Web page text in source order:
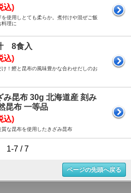
込)
を使用しとても柔らか。煮付けや混ぜご飯
料理に
8食入
込)
け！鰹と昆布の風味豊かな合わせだしのお
み昆布 30g 北海道産 刻み
昆布 一等品
込)
質な昆布を使用したきざみ昆布
1-7 / 7
ページの先頭へ戻る